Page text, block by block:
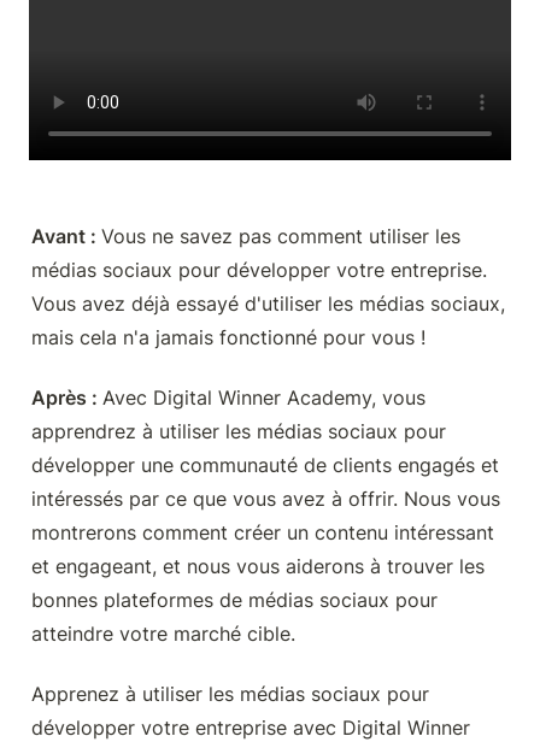
Avant : Vous ne savez pas comment utiliser les
médias sociaux pour développer votre entreprise.
Vous avez déjà essayé d'utiliser les médias sociaux,
mais cela n'a jamais fonctionné pour vous !
Après : Avec Digital Winner Academy, vous
apprendrez à utiliser les médias sociaux pour
développer une communauté de clients engagés et
intéressés par ce que vous avez à offrir. Nous vous
montrerons comment créer un contenu intéressant
et engageant, et nous vous aiderons à trouver les
bonnes plateformes de médias sociaux pour
atteindre votre marché cible.
Apprenez à utiliser les médias sociaux pour
développer votre entreprise avec Digital Winner